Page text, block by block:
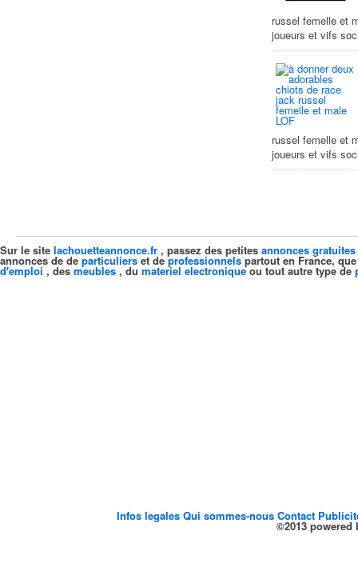
russel femelle et
joueurs et vifs
russel femelle et
joueurs et vifs
Sur le site lachouetteannonce.fr , passez des petites annonces gratuites
annonces de de particuliers et deprofessionnels partout en France,
d'emploi , des meubles , du materiel electroniqueou tout autre type de
Infos legalesQui sommes-nousContact
©2013 powered